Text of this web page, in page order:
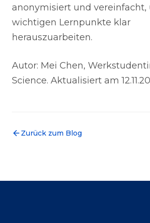
anonymisiert und vereinfacht,
wichtigen Lernpunkte klar
herauszuarbeiten.
Autor: Mei Chen,
Science. Aktualisiert am
Zurück zum Blog